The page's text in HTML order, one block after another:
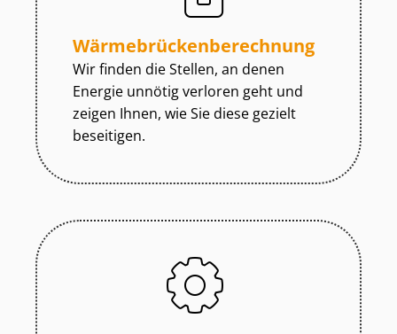
Wär­me­brü­cken­be­rech­nung
Wir finden die Stellen, an denen
Energie unnötig verloren geht und
zeigen Ihnen, wie Sie diese gezielt
beseitigen.